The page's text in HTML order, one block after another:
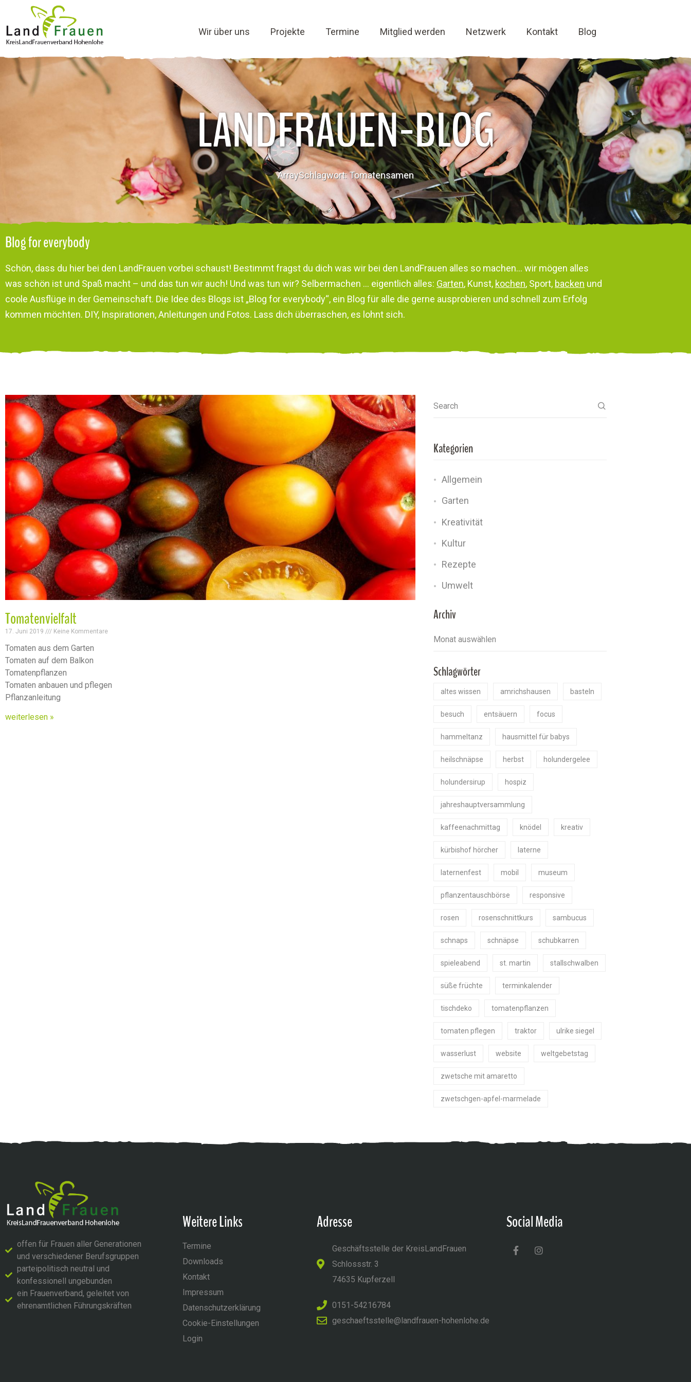
Wir über uns Projekte Termine Mitglied werden Netzwerk Kontakt Blog
LANDFRAUEN-BLOG
ArraySchlagwort: Tomatensamen
Blog for everybody
Schön, dass du hier bei den LandFrauen vorbei schaust! Bestimmt fragst du dich was wir bei den LandFrauen alles so machen… wir mögen alles
was schön ist und Spaß macht – und das tun wir auch! Und was tun wir? Selbermachen … eigentlich alles: Garten, Kunst, kochen, Sport, backen und
coole Ausflüge in der Gemeinschaft. Die Idee des Blogs ist „Blog for everybody“, ein Blog für alle die gerne ausprobieren und schnell zum Erfolg
kommen möchten. DIY, Inspirationen, Anleitungen und Fotos. Lass dich überraschen, es lohnt sich.
Tomatenvielfalt
17. Juni 2019 Keine Kommentare
Tomaten aus dem Garten
Tomaten auf dem Balkon
Tomatenpflanzen
Tomaten anbauen und pflegen
Pflanzanleitung
weiterlesen »
Search
Kategorien
Allgemein
Garten
Kreativität
Kultur
Rezepte
Umwelt
Archiv
Schlagwörter
altes wissen amrichshausen basteln
besuch entsäuern focus
hammeltanz hausmittel für babys
heilschnäpse herbst holundergelee
holundersirup hospiz
jahreshauptversammlung
kaffeenachmittag knödel kreativ
kürbishof hörcher laterne
laternenfest mobil museum
pflanzentauschbörse responsive
rosen rosenschnittkurs sambucus
schnaps schnäpse schubkarren
spieleabend st. martin stallschwalben
süße früchte terminkalender
tischdeko tomatenpflanzen
tomaten pflegen traktor ulrike siegel
wasserlust website weltgebetstag
zwetsche mit amaretto
zwetschgen-apfel-marmelade
offen für Frauen aller Generationen
und verschiedener Berufsgruppen
parteipolitisch neutral und
konfessionell ungebunden
ein Frauenverband, geleitet von
ehrenamtlichen Führungskräften
Weitere Links
Termine
Downloads
Kontakt
Impressum
Datenschutzerklärung
Cookie-Einstellungen
Login
Adresse
Geschäftsstelle der KreisLandFrauen
Schlossstr. 3
74635 Kupferzell
0151-54216784
geschaeftsstelle@landfrauen-hohenlohe.de
Social Media